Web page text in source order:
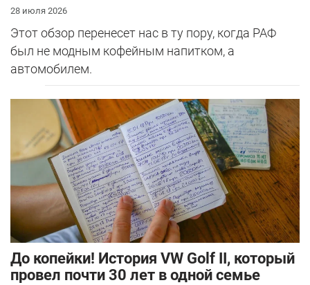
28 июля 2026
Этот обзор перенесет нас в ту пору, когда РАФ
был не модным кофейным напитком, а
автомобилем.
До копейки! История VW Golf II, который
провел почти 30 лет в одной семье